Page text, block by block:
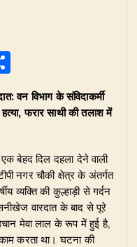
ar
वन विभाग के संविदाकर्मी
फरार साथी की तलाश में
एक बेहद दिल दहला देने वाली
नगर चौकी क्षेत्र के अंतर्गत
व्यक्ति की कुल्हाड़ी से गर्दन
वारदात के बाद से पूरे
मेवा लाल के रूप में हुई है,
करता था। घटना की